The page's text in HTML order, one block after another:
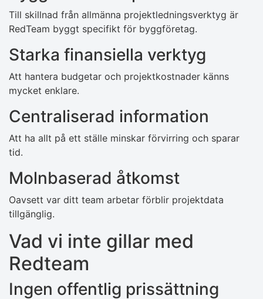
Till skillnad från allmänna projektledningsverktyg är
RedTeam byggt specifikt för byggföretag.
Starka finansiella verktyg
Att hantera budgetar och projektkostnader känns
mycket enklare.
Centraliserad information
Att ha allt på ett ställe minskar förvirring och sparar
tid.
Molnbaserad åtkomst
Oavsett var ditt team arbetar förblir projektdata
tillgänglig.
Vad vi inte gillar med
Redteam
Ingen offentlig prissättning